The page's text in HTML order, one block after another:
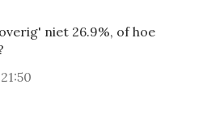
niet 26.9%, of hoe